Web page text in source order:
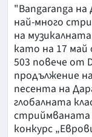
БГНЕС
"Bangaranga на
най-много
на
като на 17 май
503 повече от
продължение
песента на
глобалната
стриймваната
конкурс